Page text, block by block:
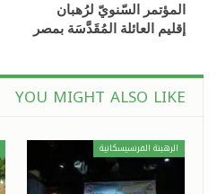
المؤتمر السّنويّ لرُهبان
إقليم العائلة المُقَدَّسَة بمصر
YOU MIGHT ALSO LIKE
الرهبنة الفرنسيسكانية